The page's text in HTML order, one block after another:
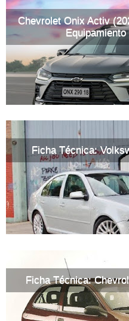
Chevrolet Onix Activ
Ficha Técnica:
Ficha Técnica: